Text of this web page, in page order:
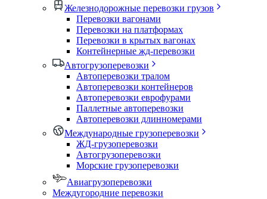
Железнодорожные перевозки грузов
Перевозки вагонами
Перевозки на платформах
Перевозки в крытых вагонах
Контейнерные жд-перевозки
Автогрузоперевозки
Автоперевозки тралом
Автоперевозки контейнеров
Автоперевозки еврофурами
Паллетные автоперевозки
Автоперевозки длинномерами
Международные грузоперевозки
ЖД-грузоперевозки
Автогрузоперевозки
Морские грузоперевозки
Авиагрузоперевозки
Междугородние перевозки